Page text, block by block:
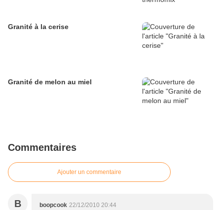
Granité à la cerise
Granité de melon au miel
Commentaires
Ajouter un commentaire
B boopcook 22/12/2010 20:44